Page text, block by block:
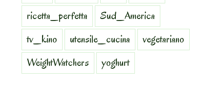
ricetta_perfetta
Sud_America
tv_kino
utensile_cucina
vegetariano
WeightWatchers
yoghurt